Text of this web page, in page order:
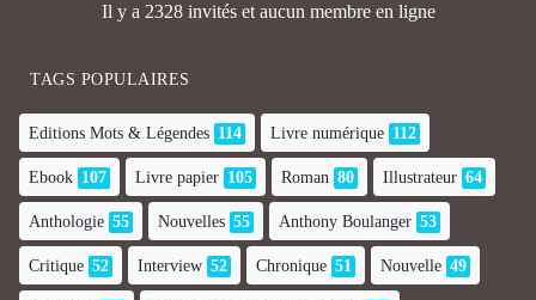
Il y a 2328 invités et aucun membre en ligne
TAGS POPULAIRES
Editions Mots & Légendes 114 Livre numérique 112
Ebook 107 Livre papier 105 Roman 80 Illustrateur 64
Anthologie 55 Nouvelles 55 Anthony Boulanger 53
Critique 52 Interview 52 Chronique 51 Nouvelle 49